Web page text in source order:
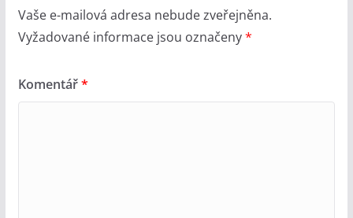
Vaše e-mailová adresa nebude zveřejněna.
Vyžadované informace jsou označeny*
Komentář*